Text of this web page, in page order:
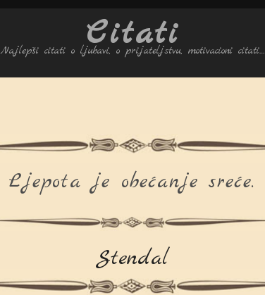
Citati
Najlepši citati o ljubavi, o prijateljstvu, motivacioni citati…
Ljepota je obećanje sreće.
Stendal